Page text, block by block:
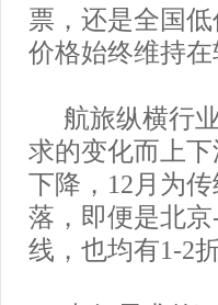
票，还是全国
价格始终维持在
航旅纵横行
求的变化而上
下降，12月为
落，即便是北
线，也均有1-2